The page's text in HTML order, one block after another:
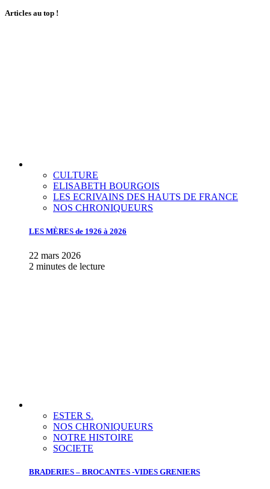
Articles au top !
CULTURE
ELISABETH BOURGOIS
LES ECRIVAINS DES HAUTS DE FRANCE
NOS CHRONIQUEURS
LES MÈRES de 1926 à 2026
22 mars 2026
2 minutes de lecture
ESTER S.
NOS CHRONIQUEURS
NOTRE HISTOIRE
SOCIETE
BRADERIES – BROCANTES -VIDES GRENIERS